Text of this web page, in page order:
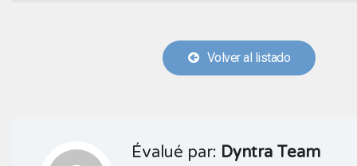
Volver al listado
Évalué par: Dyntra Team